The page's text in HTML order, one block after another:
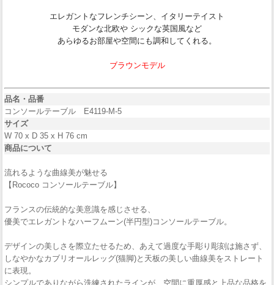
エレガントなフレンチシーン、イタリーテイスト
モダンな北欧や シックな英国風など
あらゆるお部屋や空間にも調和してくれる。
ブラウンモデル
品名・品番
コンソールテーブル E4119-M-5
サイズ
W 70 x D 35 x H 76 cm
商品について
流れるような曲線美が魅せる
【Rococo コンソールテーブル】
フランスの伝統的な美意識を感じさせる、
優美でエレガントなハーフムーン(半円型)コンソールテーブル。
デザインの美しさを際立たせるため、あえて過度な手彫り彫刻は施さず、
しなやかなカブリオールレッグ(猫脚)と天板の美しい曲線美をストレート
に表現。
シンプルでありながら洗練されたラインが、空間に重厚感と上品な品格を